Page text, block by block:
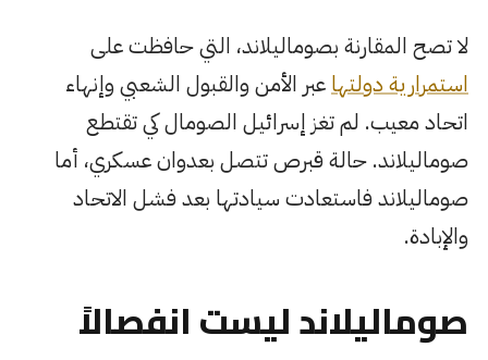
لا تصح المقارنة بصوماليلاند، التي حافظت على
استمرارية دولتها عبر الأمن والقبول الشعبي وإنهاء
اتحاد معيب. لم تغز إسرائيل الصومال كي تقتطع
صوماليلاند. حالة قبرص تتصل بعدوان عسكري، أما
صوماليلاند فاستعادت سيادتها بعد فشل الاتحاد
والإبادة.
صوماليلاند ليست انفصالاً